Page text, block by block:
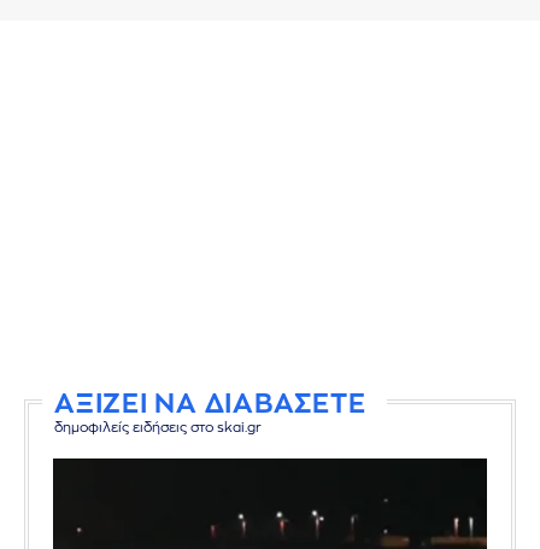
ΑΞΙΖΕΙ ΝΑ ΔΙΑΒΑΣΕΤΕ
δημοφιλείς ειδήσεις στο skai.gr